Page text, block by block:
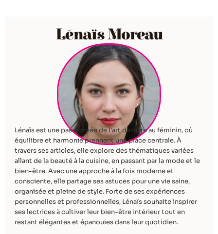
Lénaïs Moreau
Lénaïs est une passionnée de l’art de vivre au féminin, où
équilibre et harmonie prennent une place centrale. À
travers ses articles, elle explore des thématiques variées
allant de la beauté à la cuisine, en passant par la mode et le
bien-être. Avec une approche à la fois moderne et
consciente, elle partage ses astuces pour une vie saine,
organisée et pleine de style. Forte de ses expériences
personnelles et professionnelles, Lénaïs souhaite inspirer
ses lectrices à cultiver leur bien-être intérieur tout en
restant élégantes et épanouies dans leur quotidien.